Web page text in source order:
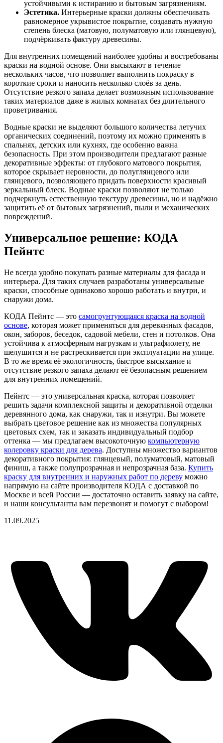
устойчивыми к истиранию и бытовым загрязнениям.
Эстетика. Интерьерные краски должны обеспечивать
равномерное укрывистое покрытие, создавать нужную
степень блеска (матовую, полуматовую или глянцевую),
подчёркивать фактуру древесины.
Для внутренних помещений наиболее удобны и востребованы
краски на водной основе. Они высыхают в течение
нескольких часов, что позволяет выполнить покраску в
короткие сроки и наносить несколько слоёв за день.
Отсутствие резкого запаха делает возможным использование
таких материалов даже в жилых комнатах без длительного
проветривания.
Водные краски не выделяют большого количества летучих
органических соединений, поэтому их можно применять в
спальнях, детских или кухнях, где особенно важна
безопасность. При этом производители предлагают разные
декоративные эффекты: от глубокого матового покрытия,
которое скрывает неровности, до полуглянцевого или
глянцевого, позволяющего придать поверхности красивый
зеркальный блеск. Водные краски позволяют не только
подчеркнуть естественную текстуру древесины, но и надёжно
защитить её от бытовых загрязнений, пыли и механических
повреждений.
Универсальное решение: КОДА
Пейнтс
Не всегда удобно покупать разные материалы для фасада и
интерьера. Для таких случаев разработаны универсальные
краски, способные одинаково хорошо работать и внутри, и
снаружи дома.
КОДА Пейнтс — это самогрунтующаяся краска на водной
основе, которая может применяться для деревянных фасадов,
окон, заборов, беседок, садовой мебели, стен и потолков. Она
устойчива к атмосферным нагрузкам и ультрафиолету, не
шелушится и не растрескивается при эксплуатации на улице.
В то же время её экологичность, быстрое высыхание и
отсутствие резкого запаха делают её безопасным решением
для внутренних помещений.
Пейнтс — это универсальная краска, которая позволяет
решить задачи комплексной защиты и декоративной отделки
деревянного дома, как снаружи, так и изнутри. Вы можете
выбрать цветовое решение как из множества популярных
цветовых схем, так и заказать индивидуальный подбор
оттенка — мы предлагаем высокоточную компьютерную
колеровку краски для дерева. Доступны множество вариантов
декоративного покрытия: глянцевый, полуматовый, матовый
финиш, а также полупрозрачная и непрозрачная база. Купить
краску для внутренних и наружных работ по дереву можно
напрямую на сайте производителя КОДА с доставкой по
Москве и всей России — достаточно оставить заявку на сайте,
и наши консультанты вам перезвонят и помогут с выбором!
11.09.2025